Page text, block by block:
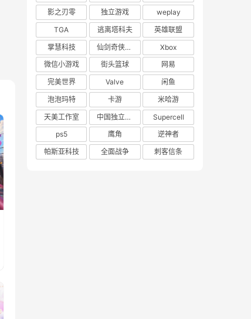
影之刃零
独立游戏
weplay
TGA
逃离塔科夫
英雄联盟
掌慧科技
仙剑奇侠传四
Xbox
微信小游戏
街头篮球
网易
完美世界
Valve
闲鱼
泡泡玛特
卡游
米哈游
天美工作室
中国独立游戏联盟
Supercell
ps5
鹰角
逆神者
帕斯亚科技
全面战争 刺客信条